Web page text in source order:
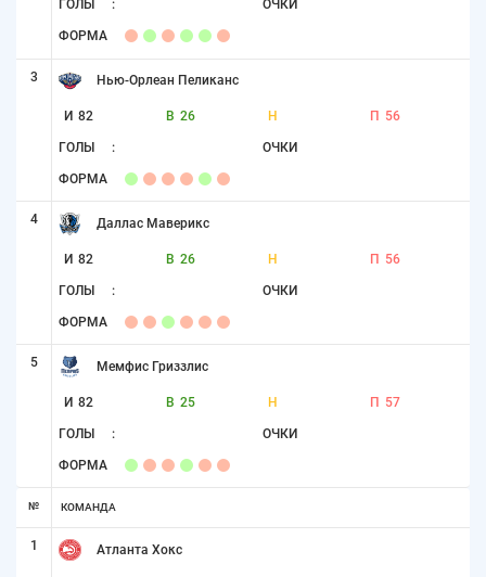
ГОЛЫ : ОЧКИ
ФОРМА
3 Нью-Орлеан Пеликанс
И 82 В 26 Н П 56
ГОЛЫ : ОЧКИ
ФОРМА
4 Даллас Маверикс
И 82 В 26 Н П 56
ГОЛЫ : ОЧКИ
ФОРМА
5 Мемфис Гриззлис
И 82 В 25 Н П 57
ГОЛЫ : ОЧКИ
ФОРМА
№ КОМАНДА
1 Атланта Хокс